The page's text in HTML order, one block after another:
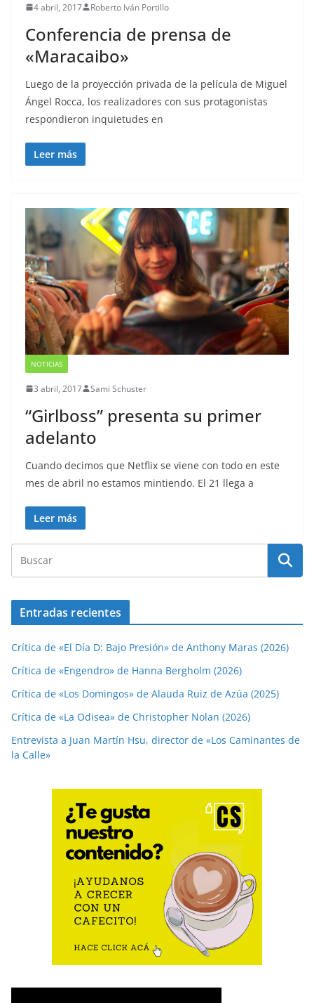
4 abril, 2017 Roberto Iván Portillo
Conferencia de prensa de
«Maracaibo»
Luego de la proyección privada de la película de Miguel
Ángel Rocca, los realizadores con sus protagonistas
respondieron inquietudes en
Leer más
NOTICIAS
3 abril, 2017 Sami Schuster
“Girlboss” presenta su primer
adelanto
Cuando decimos que Netflix se viene con todo en este
mes de abril no estamos mintiendo. El 21 llega a
Leer más
Entradas recientes
Crítica de «El Día D: Bajo Presión» de Anthony Maras (2026)
Crítica de «Engendro» de Hanna Bergholm (2026)
Crítica de «Los Domingos» de Alauda Ruiz de Azúa (2025)
Crítica de «La Odisea» de Christopher Nolan (2026)
Entrevista a Juan Martín Hsu, director de «Los Caminantes de
la Calle»